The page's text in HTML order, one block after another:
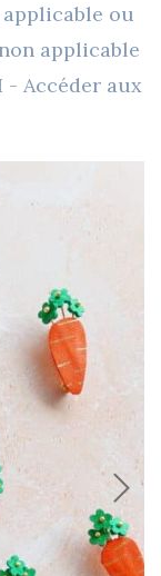
applicable ou
applicable
- Accéder aux